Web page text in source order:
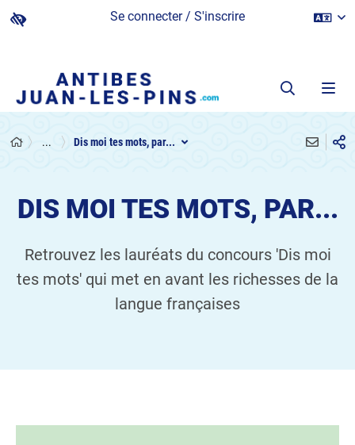
Se connecter / S'inscrire
... Dis moi tes mots, par...
DIS MOI TES MOTS, PAR...
Retrouvez les lauréats du concours 'Dis moi
tes mots' qui met en avant les richesses de la
langue françaises